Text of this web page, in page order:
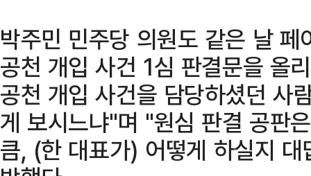
박주민 민주당 의원도 같은 날
공천 개입 사건 1심 판결문을 올
공천 개입 사건을 담당하셨던 사
게 보시느냐"며 "원심 판결 공판
큼, (한 대표가) 어떻게 하실지